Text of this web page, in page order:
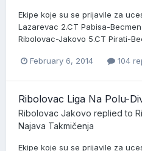
Ekipe koje su se prijavile za
Lazarevac 2.CT Pabisa-
Ribolovac-Jakovo 5.CT Pirati-
February 6, 2014 104
Ribolovac Liga Na Polu-
Ribolovac Jakovo replied to
Najava Takmičenja
Ekipe koje su se prijavile za